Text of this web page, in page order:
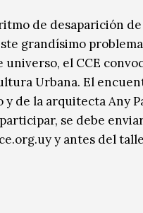
de desaparición
grandísimo
universo, el CCE
Urbana. El
de la arquitecta Any
se debe
y antes del